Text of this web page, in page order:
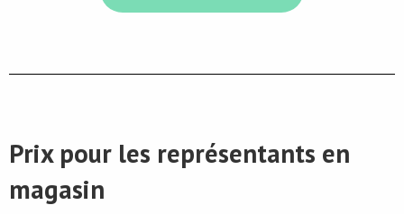
Prix pour les représentants en
magasin